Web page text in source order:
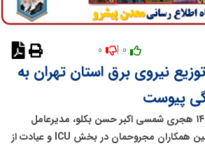
نیروی برق استان تهران به
پیوست
در واپسین ساعات سال ۱۴۰۴ هجری شمسی اکبر حسن بکلو، مدیرعامل
شرکت پس از حضور در بالین همکاران مجروحمان در بخش ICU و عیادت از